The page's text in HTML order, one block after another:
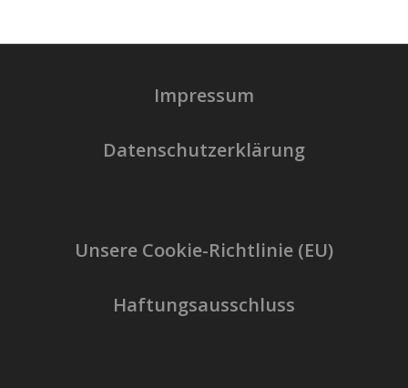
Impressum
Datenschutzerklärung
Unsere Cookie-Richtlinie (EU)
Haftungsausschluss